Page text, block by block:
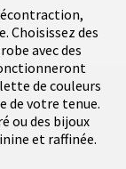
Choisissez des
avec des
de couleurs
de votre tenue.
ou des bijoux
et raffinée.